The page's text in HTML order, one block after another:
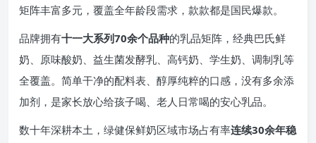
矩阵丰富多元，覆盖全年龄段需求，款款都是国民爆款。
品牌拥有十一大系列70余个品种的乳品矩阵，经典巴氏鲜
奶、原味酸奶、益生菌发酵乳、高钙奶、学生奶、调制乳等
全覆盖。简单干净的配料表、醇厚纯粹的口感，没有多余添
加剂，是家长放心给孩子喝、老人日常喝的安心乳品。
数十年深耕本土，绿健保鲜奶区域市场占有率连续30余年稳